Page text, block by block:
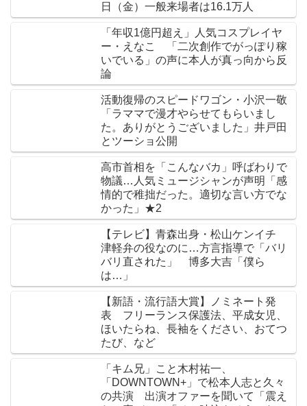
日（金）一般来場者は16.1万人
「年収1億円超え」人気コスプレイヤ
ー・えなこ 「二次創作でがっぽり稼
いでいる」の声に本人が真っ向から反
論
活動復帰のスピードワゴン・小沢一敬
「ラママで漫才やらせてもらいまし
た。ありがとうございました」井戸田
とツーショ公開
高市首相を「こんなバカ」呼ばわりで
物議…人気ミュージシャンが声明「感
情的で稚拙だった。適切な言い方でな
かった」★2
【テレビ】青森出身・松山ケンイチ
津軽弁の役なのに…方言指導で「バリ
バリ直された」 博多大吉「僕ら
は…」
【新語・流行語大賞】ノミネート発
表 フリーランス保護法、平成女児、
ほいたらね、長袖をください、おてつ
たび、など
「キム兄」こと木村祐一、
「DOWNTOWN+」で松本人志と久々
の共演 出演オファーを聞いて「震え